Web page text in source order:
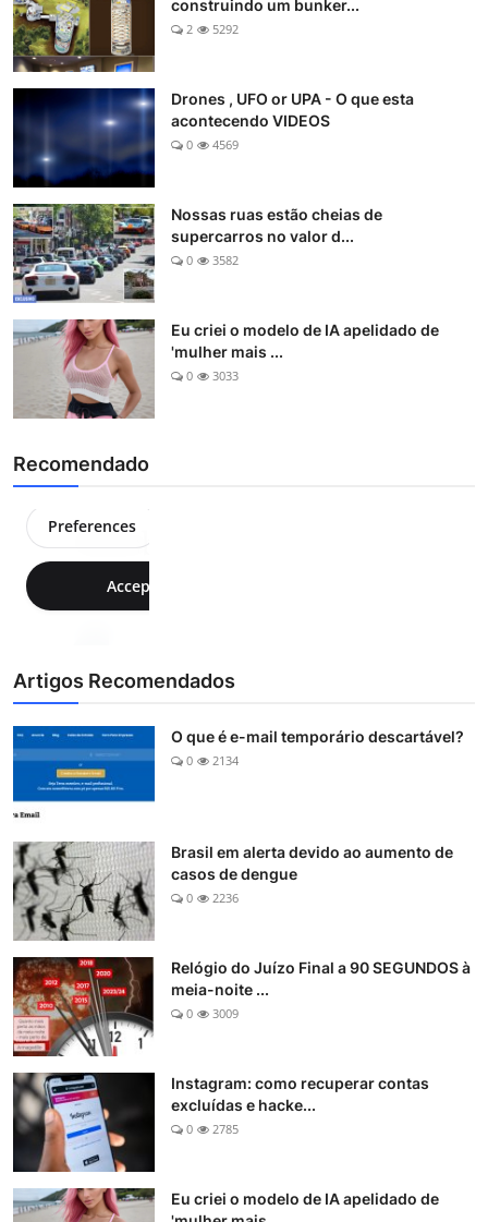
construindo um bunker...
2 5292
Drones , UFO or UPA - O que esta
acontecendo VIDEOS
0 4569
Nossas ruas estão cheias de
supercarros no valor d...
0 3582
Eu criei o modelo de IA apelidado de
'mulher mais ...
0 3033
Recomendado
Artigos Recomendados
O que é e-mail temporário descartável?
0 2134
Brasil em alerta devido ao aumento de
casos de dengue
0 2236
Relógio do Juízo Final a 90 SEGUNDOS à
meia-noite ...
0 3009
Instagram: como recuperar contas
excluídas e hacke...
0 2785
Eu criei o modelo de IA apelidado de